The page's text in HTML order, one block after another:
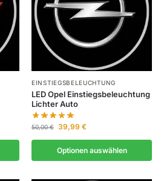
EINSTIEGSBELEUCHTUNG
LED Opel Einstiegsbeleuchtung
Lichter Auto
50,00€ 39,99 €
Optionen auswählen